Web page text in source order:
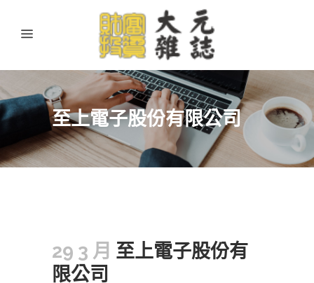
至上電子股份有限公司
29 3 月 至上電子股份有
限公司